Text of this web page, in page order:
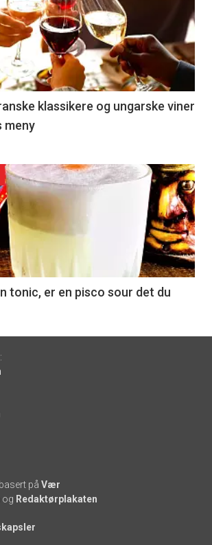
klassikere og ungarske viner
meny
tonic, er en pisco sour det du
på Vær
og Redaktørplakaten